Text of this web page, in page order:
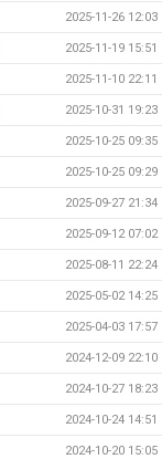
2025-11-26 12:03
2025-11-19 15:51
2025-11-10 22:11
2025-10-31 19:23
2025-10-25 09:35
2025-10-25 09:29
2025-09-27 21:34
2025-09-12 07:02
2025-08-11 22:24
2025-05-02 14:25
2025-04-03 17:57
2024-12-09 22:10
2024-10-27 18:23
2024-10-24 14:51
2024-10-20 15:05